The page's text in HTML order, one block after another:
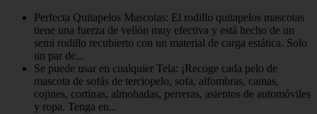
Perfecta Quitapelos Mascotas: El rodillo quitapelos mascotas
tiene una fuerza de vellón muy efectiva y está hecho de un
semi rodillo recubierto con un material de carga estática. Solo
un par de...
Se puede usar en cualquier Tela: ¡Recoge cada pelo de
mascota de sofás de terciopelo, sofa, alfombras, camas,
cojines, cortinas, almohadas, perreras, asientos de automóviles
y ropa. Tenga en...